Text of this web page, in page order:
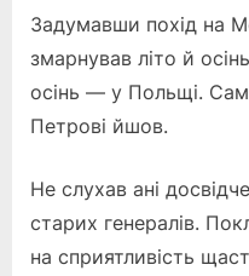
Задумавши похід на
змарнував літо й
осінь — у Польщі.
Петрові йшов.
Не слухав ані
старих генералів.
на сприятливість